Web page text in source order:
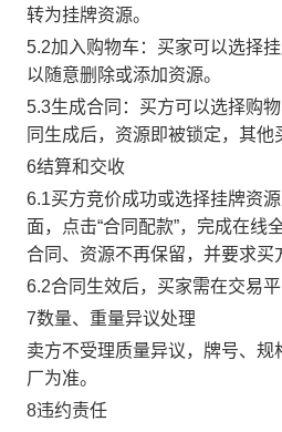
转为挂牌资源。
5.2加入购物车：买家可以选择
以随意删除或添加资源。
5.3生成合同：买方可以选择购
同生成后，资源即被锁定，其他
6结算和交收
6.1买方竞价成功或选择挂牌资
面，点击“合同配款”，完成在
合同、资源不再保留，并要求
6.2合同生效后，买家需在交易
7数量、重量异议处理
卖方不受理质量异议，牌号、
厂为准。
8违约责任